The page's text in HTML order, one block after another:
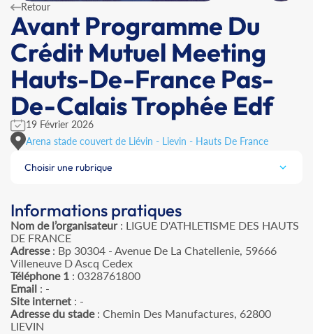
Retour
Avant Programme Du
Crédit Mutuel Meeting
Hauts-De-France Pas-
De-Calais Trophée Edf
19 Février 2026
Arena stade couvert de Liévin - Lievin - Hauts De France
Choisir une rubrique
Informations pratiques
Nom de l’organisateur: LIGUE D'ATHLETISME DES HAUTS
DE FRANCE
Adresse: Bp 30304 - Avenue De La Chatellenie, 59666
Villeneuve D Ascq Cedex
Téléphone 1 : 0328761800
Email : -
Site internet : -
Adresse du stade: Chemin Des Manufactures, 62800
LIEVIN